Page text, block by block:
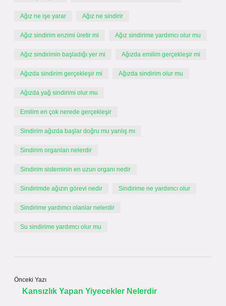
Ağız ne işe yarar Ağız ne sindirir
Ağız sindirim enzimi üretir mi Ağız sindirime yardımcı olur mu
Ağız sindirimin başladığı yer mi Ağızda emilim gerçekleşir mi
Ağızda sindirim gerçekleşir mi Ağızda sindirim olur mu
Ağızda yağ sindirimi olur mu
Emilim en çok nerede gerçekleşir
Sindirim ağızda başlar doğru mu yanlış mı
Sindirim organları nelerdir
Sindirim sisteminin en uzun organı nedir
Sindirimde ağızın görevi nedir Sindirime ne yardımcı olur
Sindirime yardımcı olanlar nelerdir
Su sindirime yardımcı olur mu
Önceki Yazı
Kansızlık Yapan Yiyecekler Nelerdir